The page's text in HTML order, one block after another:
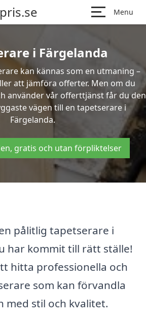
Menu
i Färgelanda
kan kännas som en utmaning –
att jämföra offerter. Men om du
använder vår offerttjänst får du den
vägen till en tapetserare i
Färgelanda.
gratis och utan förpliktelser
pålitlig tapetserare i
har kommit till rätt ställe!
hitta professionella och
som kan förvandla
med stil och kvalitet.